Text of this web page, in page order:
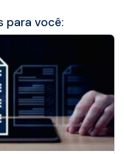
para você: